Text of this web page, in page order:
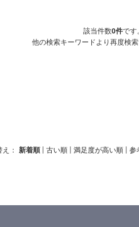
該当件数0件です。
他の検索キーワードより再度検索
： 新着順 | 古い順 | 満足度が高い順 | 参